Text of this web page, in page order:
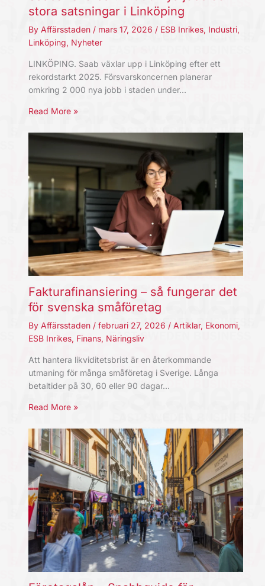
stora satsningar i Linköping
By Affärsstaden / mars 17, 2026 / ESB Inrikes, Industri,
Linköping, Nyheter
LINKÖPING. Saab växlar upp i Linköping efter ett
rekordstarkt 2025. Försvarskoncernen planerar
omkring 2 000 nya jobb i staden under…
Read More »
Fakturafinansiering – så fungerar det
för svenska småföretag
By Affärsstaden / februari 27, 2026 / Artiklar, Ekonomi,
ESB Inrikes, Finans, Näringsliv
Att hantera likviditetsbrist är en återkommande
utmaning för många småföretag i Sverige. Långa
betaltider på 30, 60 eller 90 dagar…
Read More »